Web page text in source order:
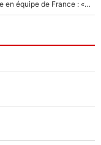
Franck Ribéry a osé s'attaquer à Zinedine Zidane en équipe de France : «Je n'aurais jamais fait ça»